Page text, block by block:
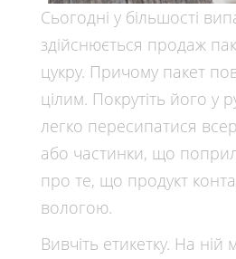
Сьогодні у більшості
здійснюється продаж
цукру. Причому пакет
цілим. Покрутіть його у
легко пересипатися
або частинки, що
про те, що продукт
вологою.
Вивчіть етикетку. На ній